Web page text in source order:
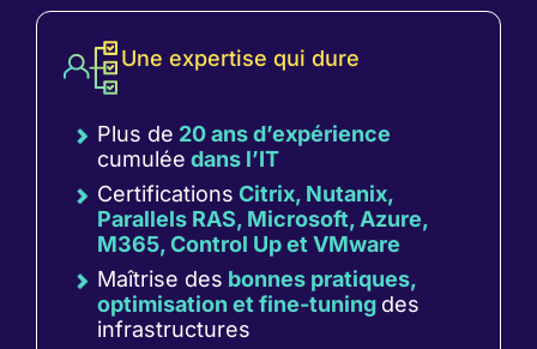
un
même
serveur
physique.
Résultat
?
moins
de
matériel,
moins
de
consommation
place
des
virtuelles
que
vous
pouvez
déployer,
ajuster
et
tester
problème.
opérations
sont
Une expertise qui dure
Plus de 20 ans d’expérience
cumulée dans l’IT
Certifications Citrix, Nutanix,
Parallels RAS, Microsoft, Azure,
M365, Control Up et VMware
Maîtrise des bonnes pratiques,
optimisation et fine-tuning des
infrastructures